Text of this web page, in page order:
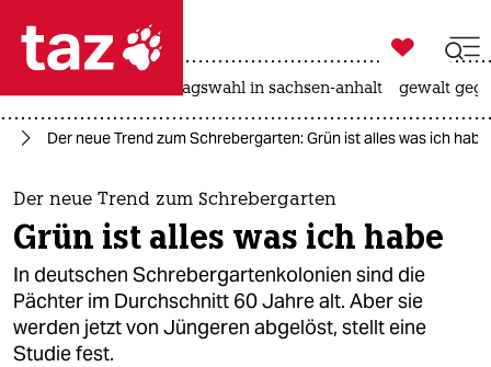
 taz zahl ich
taz zahl ich
themen
politik
öko
gesellschaft

taz zahl ich
landtagswahl in sachsen-anhalt gewalt
Der neue Trend zum Schrebergarten: Grün ist alles was ich habe
Der neue Trend zum Schrebergarten
Grün ist alles was ich habe
In deutschen Schrebergartenkolonien sind die
Pächter im Durchschnitt 60 Jahre alt. Aber sie
werden jetzt von Jüngeren abgelöst, stellt eine
Studie fest.